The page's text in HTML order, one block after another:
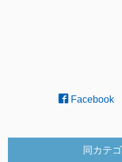
Facebook
同カテ